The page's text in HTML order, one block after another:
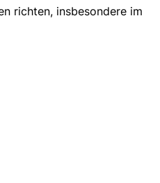
richten, insbesondere im